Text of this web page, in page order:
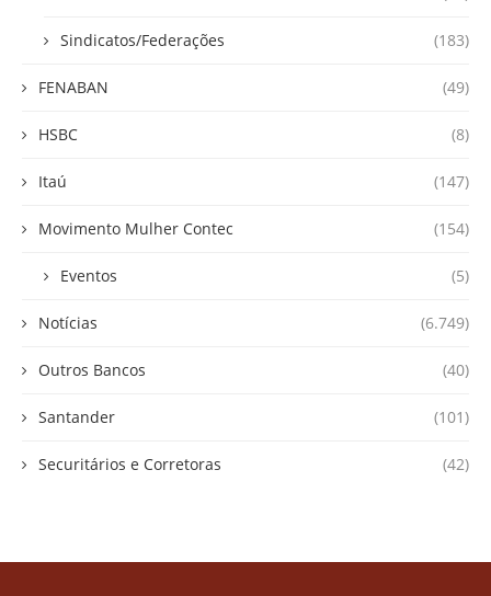
Sindicatos/Federações (183)
FENABAN (49)
HSBC (8)
Itaú (147)
Movimento Mulher Contec (154)
Eventos (5)
Notícias (6.749)
Outros Bancos (40)
Santander (101)
Securitários e Corretoras (42)